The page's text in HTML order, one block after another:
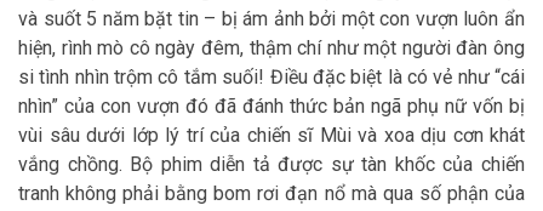
và suốt 5 năm bặt tin – bị ám ảnh bởi một con vượn luôn ẩn
hiện, rình mò cô ngày đêm, thậm chí như một người đàn ông
si tình nhìn trộm cô tắm suối! Điều đặc biệt là có vẻ như “cái
nhìn” của con vượn đó đã đánh thức bản ngã phụ nữ vốn bị
vùi sâu dưới lớp lý trí của chiến sĩ Mùi và xoa dịu cơn khát
vắng chồng. Bộ phim diễn tả được sự tàn khốc của chiến
tranh không phải bằng bom rơi đạn nổ mà qua số phận của